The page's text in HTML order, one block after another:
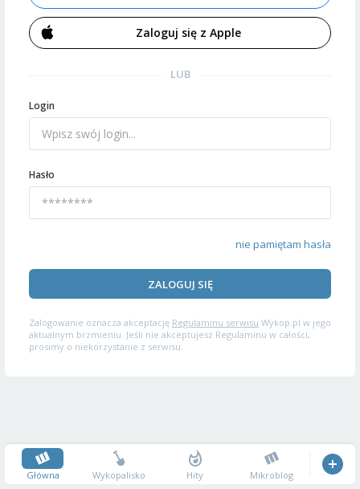
Zaloguj się z Apple
LUB
Login
Hasło
nie pamiętam hasła
ZALOGUJ SIĘ
Zalogowanie oznacza akceptację Regulaminu serwisu Wykop.pl w jego
aktualnym brzmieniu. Jeśli nie akceptujesz Regulaminu w całości,
prosimy o niekorzystanie z serwisu.
Główna Wykopalisko Hity Mikroblog